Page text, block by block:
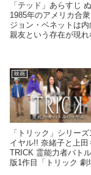
「テッド」あらすじ
1985年のアメリカ合
ジョン・ベネットは
親友という存在が現
映画
「トリック」シリー
イヤル!! 奈緒子と上
TRICK 霊能力者バト
版1作目「トリック 劇